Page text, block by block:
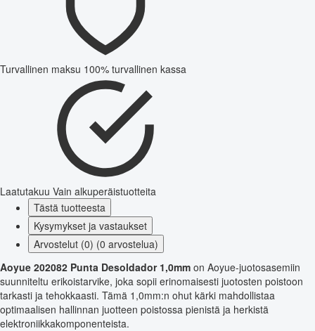
Turvallinen maksu 100% turvallinen kassa
Laatutakuu Vain alkuperäistuotteita
Tästä tuotteesta
Kysymykset ja vastaukset
Arvostelut (0) (0 arvostelua)
Aoyue 202082 Punta Desoldador 1,0mm on Aoyue-juotosasemiin
suunniteltu erikoistarvike, joka sopii erinomaisesti juotosten poistoon
tarkasti ja tehokkaasti. Tämä 1,0mm:n ohut kärki mahdollistaa
optimaalisen hallinnan juotteen poistossa pienistä ja herkistä
elektroniikkakomponenteista.